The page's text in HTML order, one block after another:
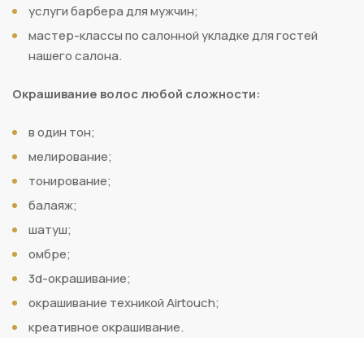
услуги барбера для мужчин;
мастер-классы по салонной укладке для гостей
нашего салона.
Окрашивание волос любой сложности:
в один тон;
мелирование;
тонирование;
балаяж;
шатуш;
омбре;
3d-окрашивание;
окрашивание техникой Airtouch;
креативное окрашивание.